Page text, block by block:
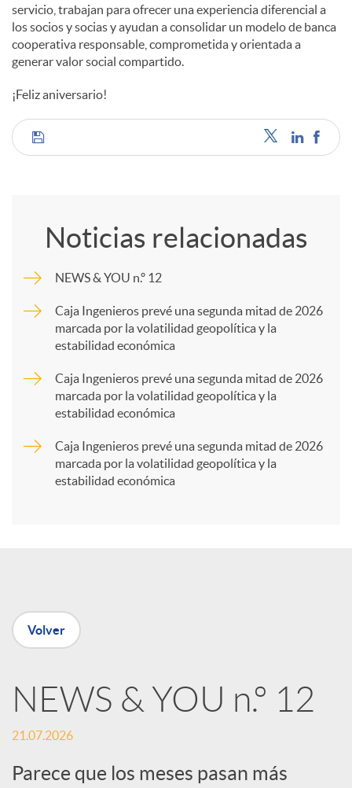
servicio, trabajan para ofrecer una experiencia diferencial a
los socios y socias y ayudan a consolidar un modelo de banca
cooperativa responsable, comprometida y orientada a
generar valor social compartido.
¡Feliz aniversario!
C
p
e
R
e
Noticias relacionadas
NEWS & YOU n.º 12
Caja Ingenieros prevé una segunda mitad de 2026
marcada por la volatilidad geopolítica y la
estabilidad económica
Caja Ingenieros prevé una segunda mitad de 2026
marcada por la volatilidad geopolítica y la
estabilidad económica
Caja Ingenieros prevé una segunda mitad de 2026
marcada por la volatilidad geopolítica y la
estabilidad económica
Volver
NEWS & YOU n.º 12
21.07.2026
Parece que los meses pasan más